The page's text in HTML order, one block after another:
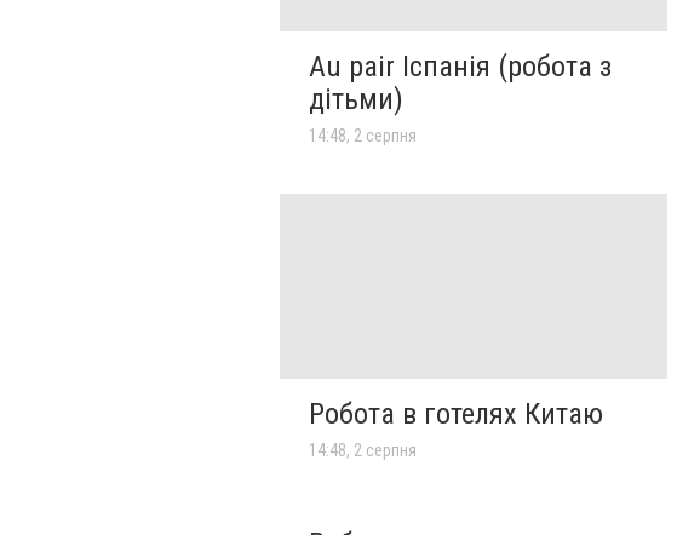
Au pair Іспанія (робота з
дітьми)
14:48, 2 серпня
Робота в готелях Китаю
14:48, 2 серпня